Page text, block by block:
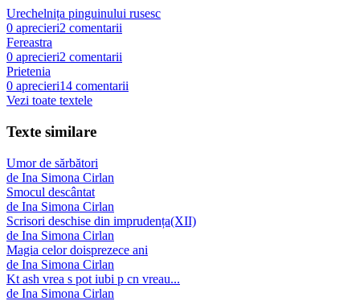
Urechelnița pinguinului rusesc
0 aprecieri2 comentarii
Fereastra
0 aprecieri2 comentarii
Prietenia
0 aprecieri14 comentarii
Vezi toate textele
Texte similare
Umor de sărbători
de Ina Simona Cirlan
Smocul descântat
de Ina Simona Cirlan
Scrisori deschise din imprudența(XII)
de Ina Simona Cirlan
Magia celor doisprezece ani
de Ina Simona Cirlan
Kt ash vrea s pot iubi p cn vreau...
de Ina Simona Cirlan